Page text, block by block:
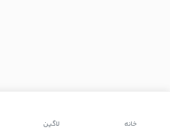
خانه لاگین